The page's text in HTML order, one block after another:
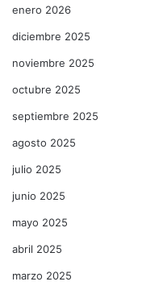
enero 2026
diciembre 2025
noviembre 2025
octubre 2025
septiembre 2025
agosto 2025
julio 2025
junio 2025
mayo 2025
abril 2025
marzo 2025